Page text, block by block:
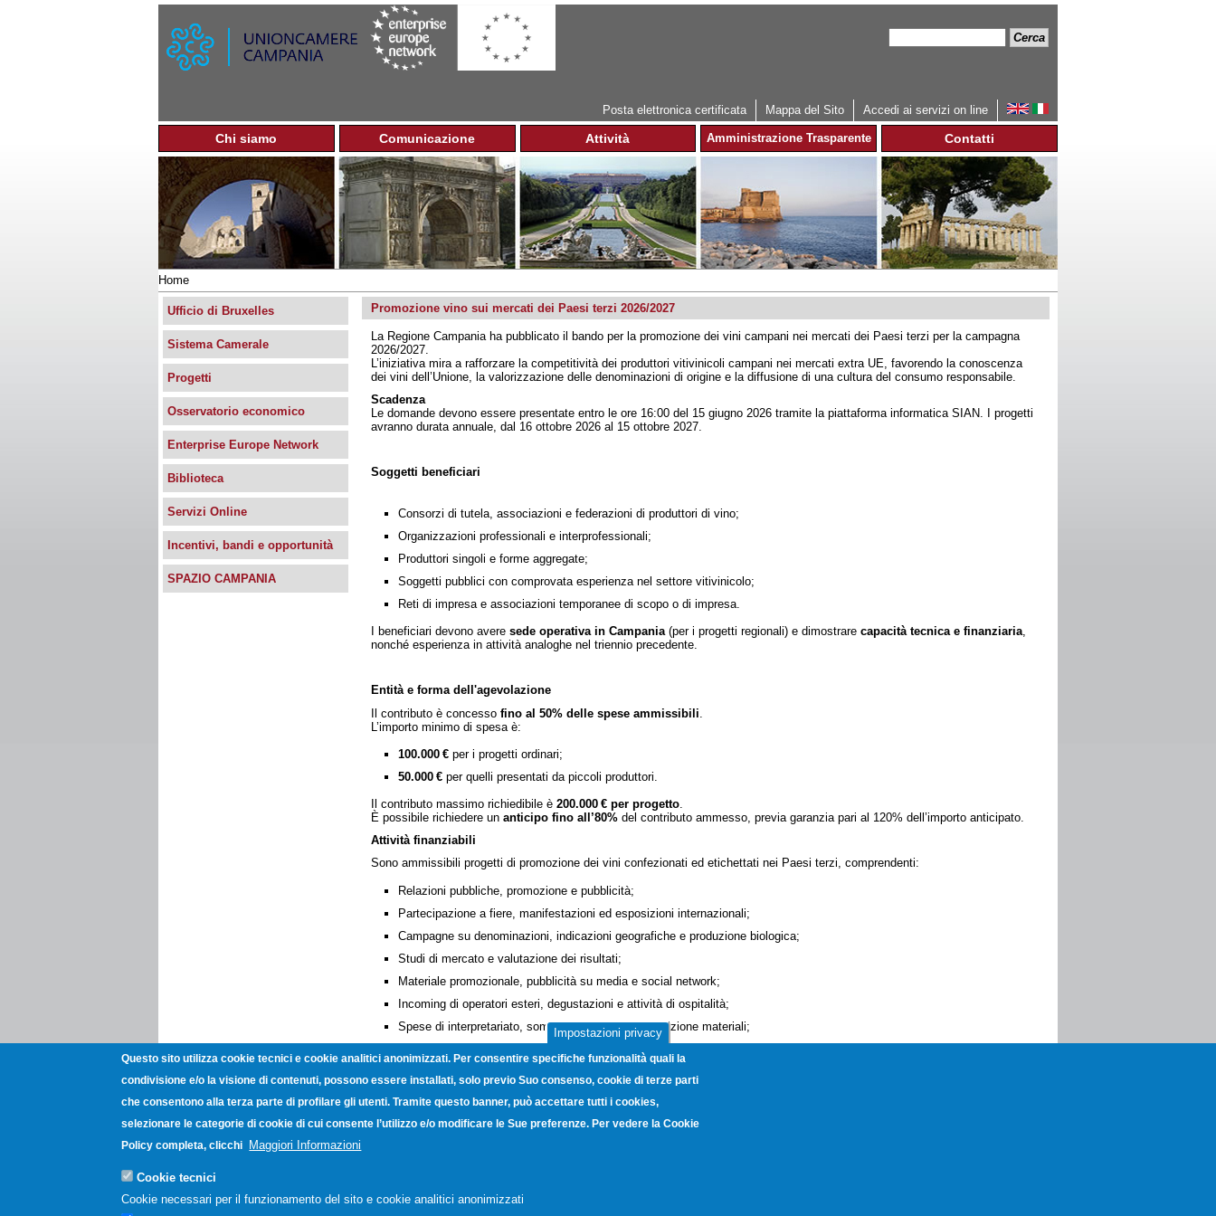
Accedi ai servizi on line
Mappa del Sito
Posta elettronica certificata
M
e
n
u
p
r
n
c
p
a
e
Chi siamo Comunicazione Attività Amministrazione Trasparente Contatti
Tu
sei
qui
Home
Promozione vino sui mercati dei Paesi terzi 2026/2027
La Regione Campania ha pubblicato il bando per la promozione dei vini campani nei mercati dei Paesi terzi per la campagna
2026/2027.
L’iniziativa mira a rafforzare la competitività dei produttori vitivinicoli campani nei mercati extra UE, favorendo la conoscenza
dei vini dell’Unione, la valorizzazione delle denominazioni di origine e la diffusione di una cultura del consumo responsabile.
Scadenza
Le domande devono essere presentate entro le ore 16:00 del 15 giugno 2026 tramite la piattaforma informatica SIAN. I progetti
avranno durata annuale, dal 16 ottobre 2026 al 15 ottobre 2027.
Soggetti beneficiari
Consorzi di tutela, associazioni e federazioni di produttori di vino;
Organizzazioni professionali e interprofessionali;
Produttori singoli e forme aggregate;
Soggetti pubblici con comprovata esperienza nel settore vitivinicolo;
Reti di impresa e associazioni temporanee di scopo o di impresa.
I beneficiari devono avere sede operativa in Campania (per i progetti regionali) e dimostrare capacità tecnica e finanziaria
nonché esperienza in attività analoghe nel triennio precedente.
Entità e forma dell'agevolazione
Il contributo è concesso fino al 50% delle spese ammissibili
L’importo minimo di spesa è:
100.000 € per i progetti ordinari;
50.000 € per quelli presentati da piccoli produttori.
Il contributo massimo richiedibile è 200.000 € per progetto
È possibile richiedere un anticipo fino all’80% del contributo ammesso, previa garanzia pari al 120% dell’importo anticipato.
Attività finanziabili
Sono ammissibili progetti di promozione dei vini confezionati ed etichettati nei Paesi terzi, comprendenti:
Relazioni pubbliche, promozione e pubblicità;
Partecipazione a fiere, manifestazioni ed esposizioni internazionali;
Campagne su denominazioni, indicazioni geografiche e produzione biologica;
Studi di mercato e valutazione dei risultati;
Materiale promozionale, pubblicità su media e social network;
Incoming di operatori esteri, degustazioni e attività di ospitalità;
Spese di interpretariato, sommelier, hostess e spedizione materiali;
Sono promuovibilivini DOP, IGP, spumanti di qualità e aromatici
Valutazione
I progetti saranno valutati da unComitato di valutazionee dovranno ottenere almeno
agricoltura.regione.campania.it/comunicati/comunicato_30-04-26T.html
Ufficio di Bruxelles
Sistema Camerale
Progetti
Osservatorio economico
Enterprise Europe Network
Biblioteca
Servizi Online
Incentivi, bandi e opportunità
SPAZIO CAMPANIA
Impostazioni privacy
Questo sito utilizza cookie tecnici e cookie analitici anonimizzati. Per consentire specifiche funzionalità quali la
condivisione e/o la visione di contenuti, possono essere installati, solo previo Suo consenso, cookie di terze parti
che consentono alla terza parte di profilare gli utenti. Tramite questo banner, può accettare tutti i cookies,
selezionare le categorie di cookie di cui consente l’utilizzo e/o modificare le Sue preferenze. Per vedere la Cookie
Policy completa, clicchi Maggiori Informazioni
Cookie tecnici
Cookie necessari per il funzionamento del sito e cookie analitici anonimizzati